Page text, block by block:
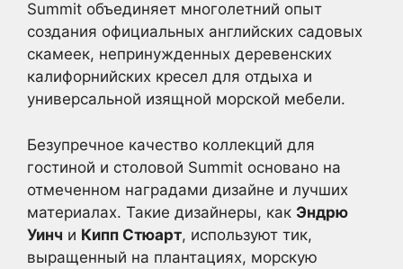
Summit объединяет многолетний опыт
создания официальных английских садовых
скамеек, непринужденных деревенских
калифорнийских кресел для отдыха и
универсальной изящной морской мебели.
Безупречное качество коллекций для
гостиной и столовой Summit основано на
отмеченном наградами дизайне и лучших
материалах. Такие дизайнеры, как Эндрю
Уинч и Кипп Стюарт, используют тик,
выращенный на плантациях, морскую